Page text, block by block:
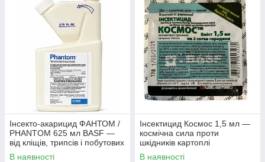
Інсекто-акарицид ФАНТОМ /
PHANTOM 625 мл BASF —
від кліщів, трипсів і побутових
шкідників
В наявності
Інсектицид Космос 1,5 мл —
космічна сила проти
шкідників картоплі
(колорадський жук, дрот, тля)
В наявності